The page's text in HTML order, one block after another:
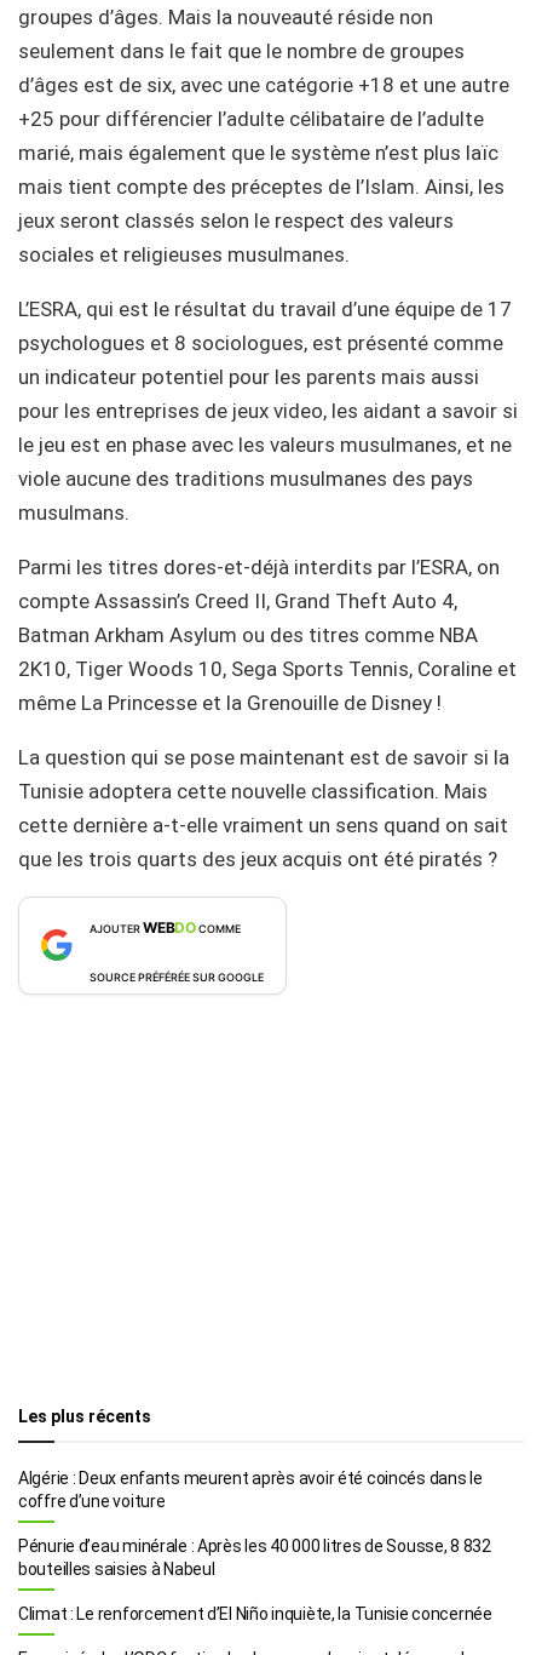
groupes d’âges. Mais la nouveauté réside non
seulement dans le fait que le nombre de groupes
d’âges est de six, avec une catégorie +18 et une autre
+25 pour différencier l’adulte célibataire de l’adulte
marié, mais également que le système n’est plus laïc
mais tient compte des préceptes de l’Islam. Ainsi, les
jeux seront classés selon le respect des valeurs
sociales et religieuses musulmanes.
L’ESRA, qui est le résultat du travail d’une équipe de 17
psychologues et 8 sociologues, est présenté comme
un indicateur potentiel pour les parents mais aussi
pour les entreprises de jeux video, les aidant a savoir si
le jeu est en phase avec les valeurs musulmanes, et ne
viole aucune des traditions musulmanes des pays
musulmans.
Parmi les titres dores-et-déjà interdits par l’ESRA, on
compte Assassin’s Creed II, Grand Theft Auto 4,
Batman Arkham Asylum ou des titres comme NBA
2K10, Tiger Woods 10, Sega Sports Tennis, Coraline et
même La Princesse et la Grenouille de Disney !
La question qui se pose maintenant est de savoir si la
Tunisie adoptera cette nouvelle classification. Mais
cette dernière a-t-elle vraiment un sens quand on sait
que les trois quarts des jeux acquis ont été piratés ?
AJOUTERWEBDOCOMME
SOURCE PRÉFÉRÉE SUR GOOGLE
Les plus récents
Algérie : Deux enfants meurent après avoir été coincés dans le
coffre d’une voiture
Pénurie d’eau minérale : Après les 40 000 litres de Sousse, 8 832
bouteilles saisies à Nabeul
Climat : Le renforcement d’El Niño inquiète, la Tunisie concernée